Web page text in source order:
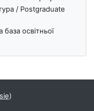
/ Postgraduate
освітньої
)